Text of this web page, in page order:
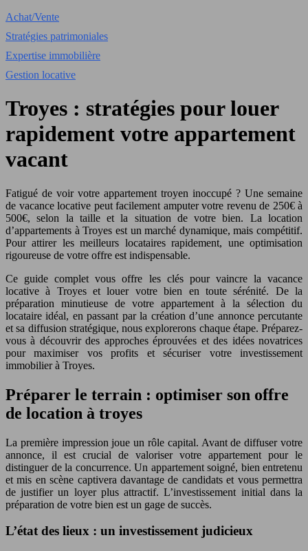
Achat/Vente
Stratégies patrimoniales
Expertise immobilière
Gestion locative
Troyes : stratégies pour louer
rapidement votre appartement
vacant
Fatigué de voir votre appartement troyen inoccupé ? Une semaine
de vacance locative peut facilement amputer votre revenu de 250€ à
500€, selon la taille et la situation de votre bien. La location
d’appartements à Troyes est un marché dynamique, mais compétitif.
Pour attirer les meilleurs locataires rapidement, une optimisation
rigoureuse de votre offre est indispensable.
Ce guide complet vous offre les clés pour vaincre la vacance
locative à Troyes et louer votre bien en toute sérénité. De la
préparation minutieuse de votre appartement à la sélection du
locataire idéal, en passant par la création d’une annonce percutante
et sa diffusion stratégique, nous explorerons chaque étape. Préparez-
vous à découvrir des approches éprouvées et des idées novatrices
pour maximiser vos profits et sécuriser votre investissement
immobilier à Troyes.
Préparer le terrain : optimiser son offre
de location à troyes
La première impression joue un rôle capital. Avant de diffuser votre
annonce, il est crucial de valoriser votre appartement pour le
distinguer de la concurrence. Un appartement soigné, bien entretenu
et mis en scène captivera davantage de candidats et vous permettra
de justifier un loyer plus attractif. L’investissement initial dans la
préparation de votre bien est un gage de succès.
L’état des lieux : un investissement judicieux